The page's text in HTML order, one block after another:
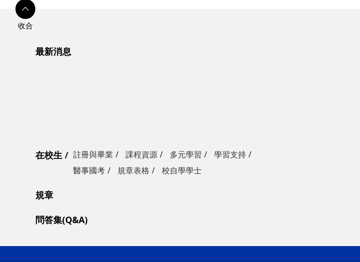
最新消息
在校生 註冊與畢業 課程資源 多元學習
學習支持
醫事國考
規章表格 校自學學士
規章
問答集(Q&A)